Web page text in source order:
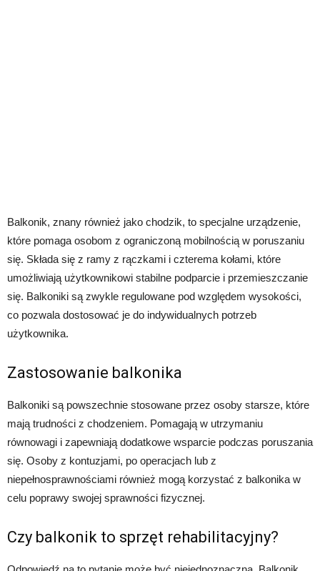
Balkonik, znany również jako chodzik, to specjalne urządzenie,
które pomaga osobom z ograniczoną mobilnością w poruszaniu
się. Składa się z ramy z rączkami i czterema kołami, które
umożliwiają użytkownikowi stabilne podparcie i przemieszczanie
się. Balkoniki są zwykle regulowane pod względem wysokości,
co pozwala dostosować je do indywidualnych potrzeb
użytkownika.
Zastosowanie balkonika
Balkoniki są powszechnie stosowane przez osoby starsze, które
mają trudności z chodzeniem. Pomagają w utrzymaniu
równowagi i zapewniają dodatkowe wsparcie podczas poruszania
się. Osoby z kontuzjami, po operacjach lub z
niepełnosprawnościami również mogą korzystać z balkonika w
celu poprawy swojej sprawności fizycznej.
Czy balkonik to sprzęt rehabilitacyjny?